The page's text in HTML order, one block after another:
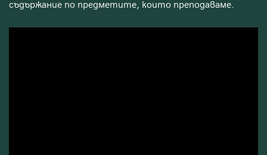
съдържание по предметите, които преподаваме.